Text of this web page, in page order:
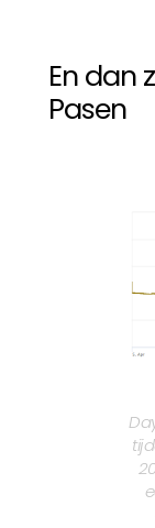
En dan
Pasen